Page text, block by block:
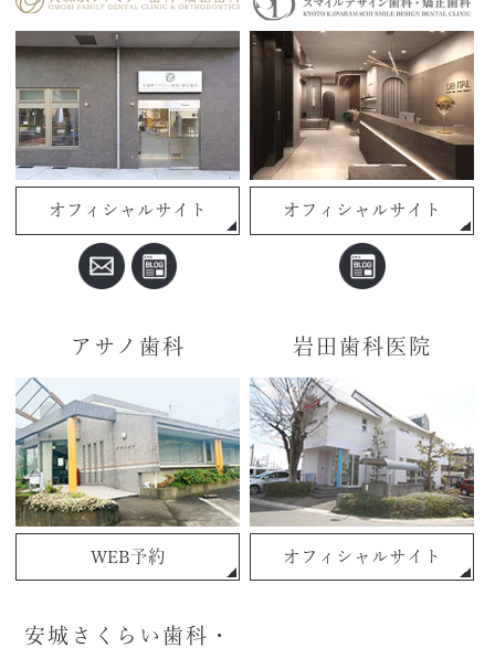
オフィシャルサイト オフィシャルサイト
アサノ歯科
WEB予約
岩田歯科医院
オフィシャルサイト
安城さくらい歯科・